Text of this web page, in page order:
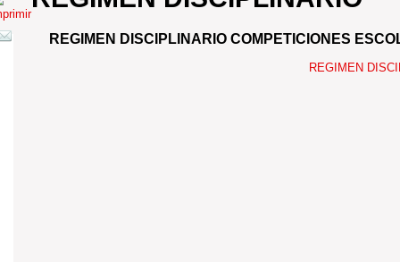
REGIMEN DISCIPLINARIO COMPETICIONES
REGIMEN